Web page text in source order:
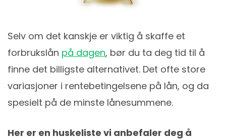
Selv om det kanskje er viktig å skaffe et
forbrukslån på dagen, bør du ta deg tid til å
finne det billigste alternativet. Det ofte store
variasjoner i rentebetingelsene på lån, og da
spesielt på de minste lånesummene.
Her er en huskeliste vi anbefaler deg å